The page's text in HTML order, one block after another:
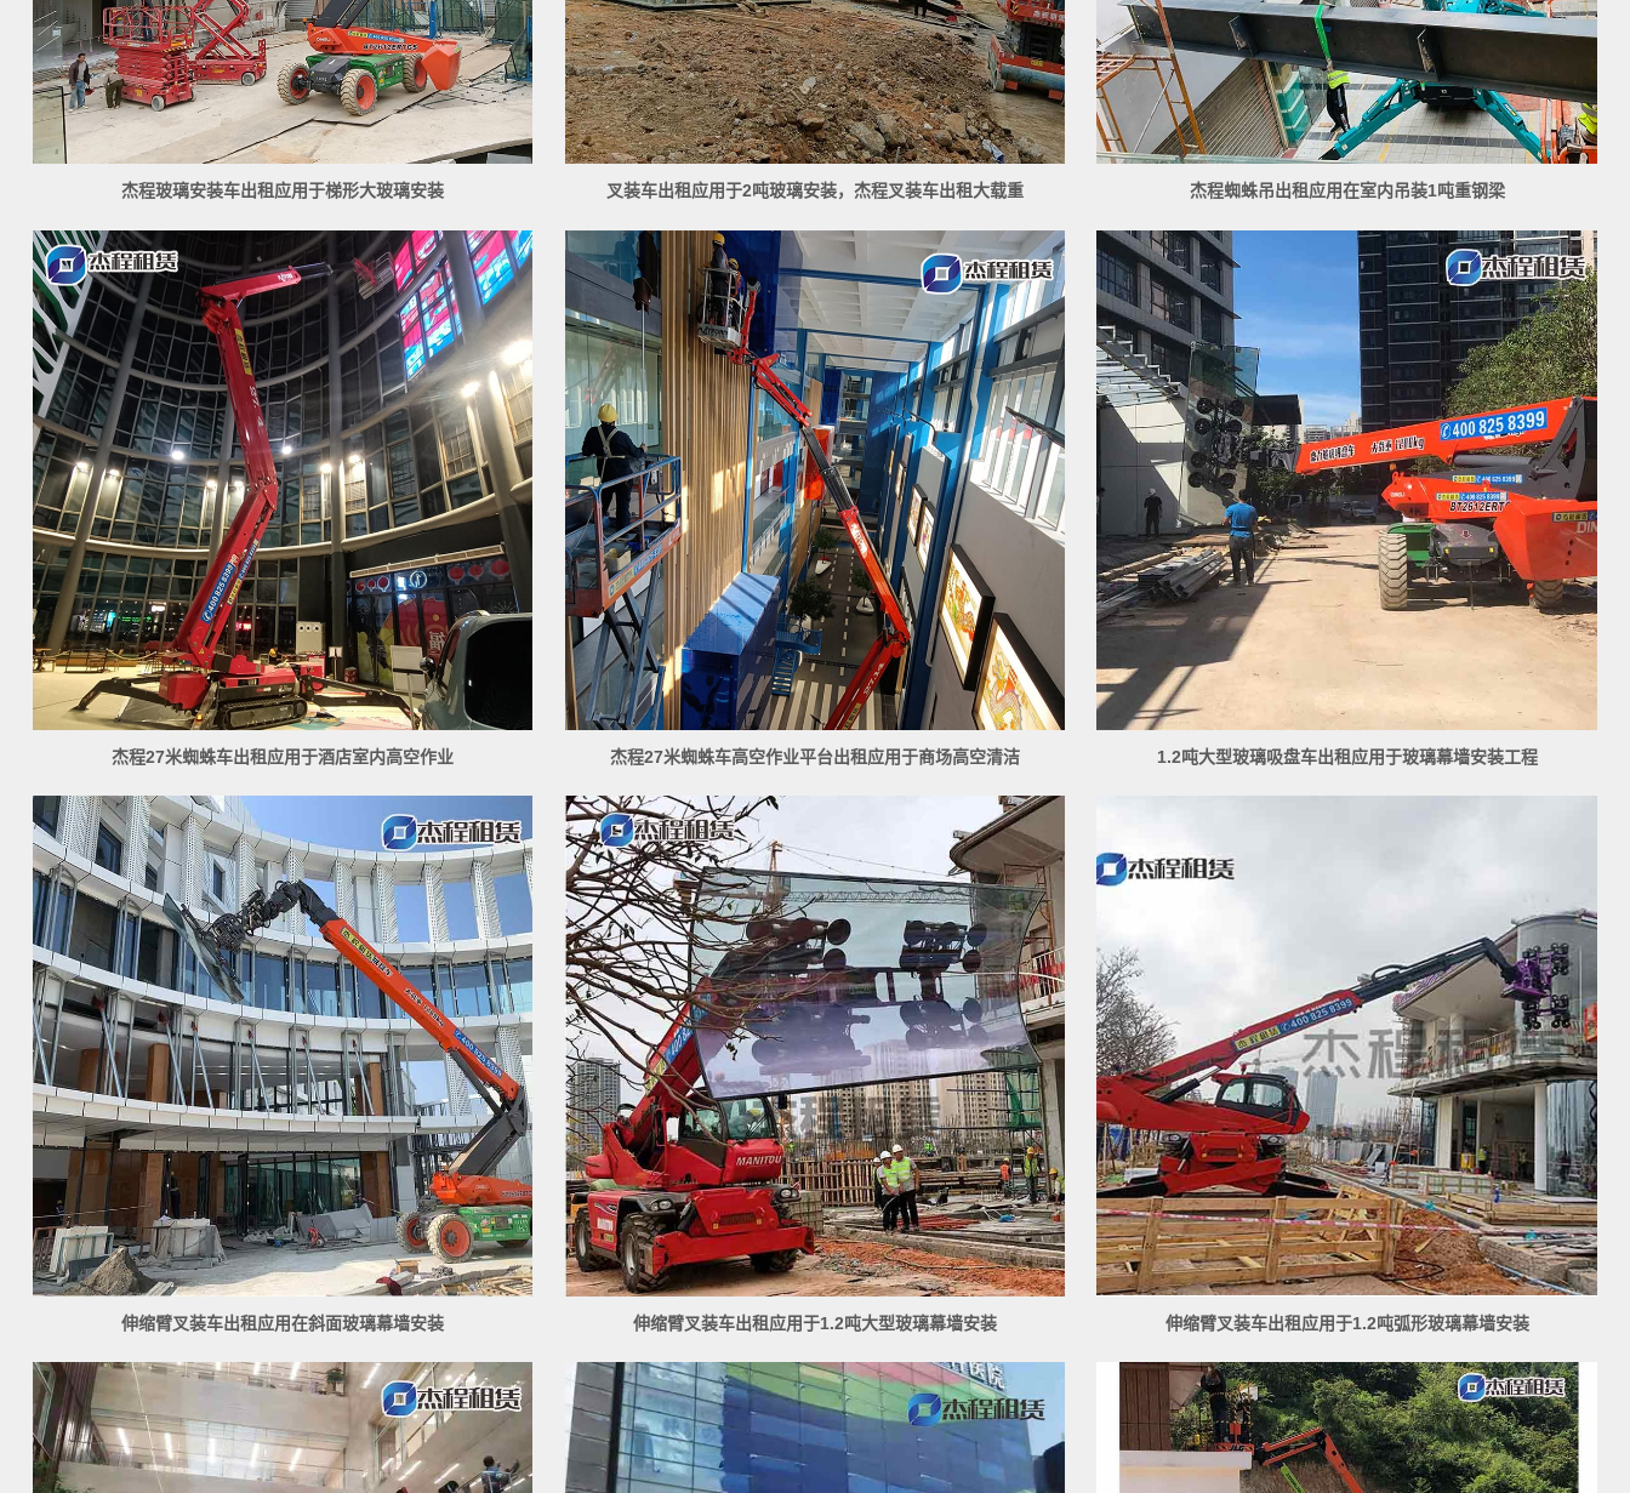
杰程玻璃安装车出租应用于梯形大玻璃安装 叉装车出租应用于2吨玻璃安装，杰程叉装车出租大载重 杰程蜘蛛吊出租应用在室内吊装1吨重钢梁
杰程27米蜘蛛车出租应用于酒店室内高空作业 杰程27米蜘蛛车高空作业平台出租应用于商场高空清洁 1.2吨大型玻璃吸盘车出租应用于玻璃幕墙安装工程
伸缩臂叉装车出租应用在斜面玻璃幕墙安装 伸缩臂叉装车出租应用于1.2吨大型玻璃幕墙安装 伸缩臂叉装车出租应用于1.2吨弧形玻璃幕墙安装